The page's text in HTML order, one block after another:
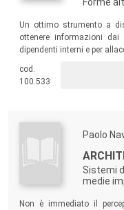
Un ottimo strumento a
ottenere informazioni
dipendenti interni e per
cod.
100.533
Paolo
Sistemi
medie
Non è immediato il